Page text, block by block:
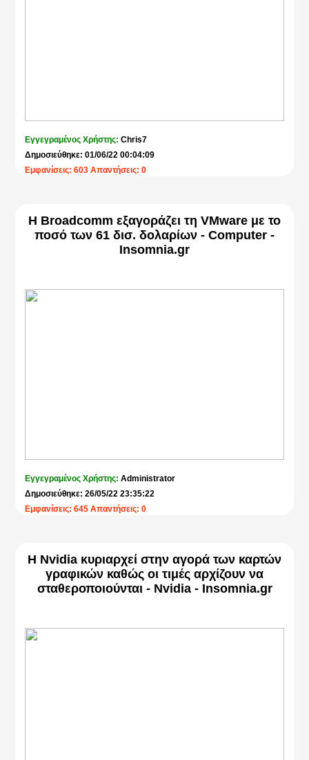
Εγγεγραμένος Χρήστης:Chris7
Δημοσιεύθηκε: 01/06/22 00:04:09
Εμφανίσεις: 603 Απαντήσεις: 0
Η Broadcomm εξαγοράζει τη VMware με το
ποσό των 61 δισ. δολαρίων - Computer -
Insomnia.gr
Εγγεγραμένος Χρήστης:Administrator
Δημοσιεύθηκε: 26/05/22 23:35:22
Εμφανίσεις: 645 Απαντήσεις: 0
Η Nvidia κυριαρχεί στην αγορά των καρτών
γραφικών καθώς οι τιμές αρχίζουν να
σταθεροποιούνται - Nvidia - Insomnia.gr